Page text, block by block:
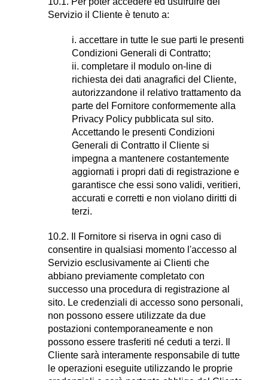
Servizio il Cliente è tenuto a:
i. accettare in tutte le sue parti le presenti
Condizioni Generali di Contratto;
ii. completare il modulo on-line di
richiesta dei dati anagrafici del Cliente,
autorizzandone il relativo trattamento da
parte del Fornitore conformemente alla
Privacy Policy pubblicata sul sito.
Accettando le presenti Condizioni
Generali di Contratto il Cliente si
impegna a mantenere costantemente
aggiornati i propri dati di registrazione e
garantisce che essi sono validi, veritieri,
accurati e corretti e non violano diritti di
terzi.
10.2. Il Fornitore si riserva in ogni caso di
consentire in qualsiasi momento l'accesso al
Servizio esclusivamente ai Clienti che
abbiano previamente completato con
successo una procedura di registrazione al
sito. Le credenziali di accesso sono personali,
non possono essere utilizzate da due
postazioni contemporaneamente e non
possono essere trasferiti né ceduti a terzi. Il
Cliente sarà interamente responsabile di tutte
le operazioni eseguite utilizzando le proprie